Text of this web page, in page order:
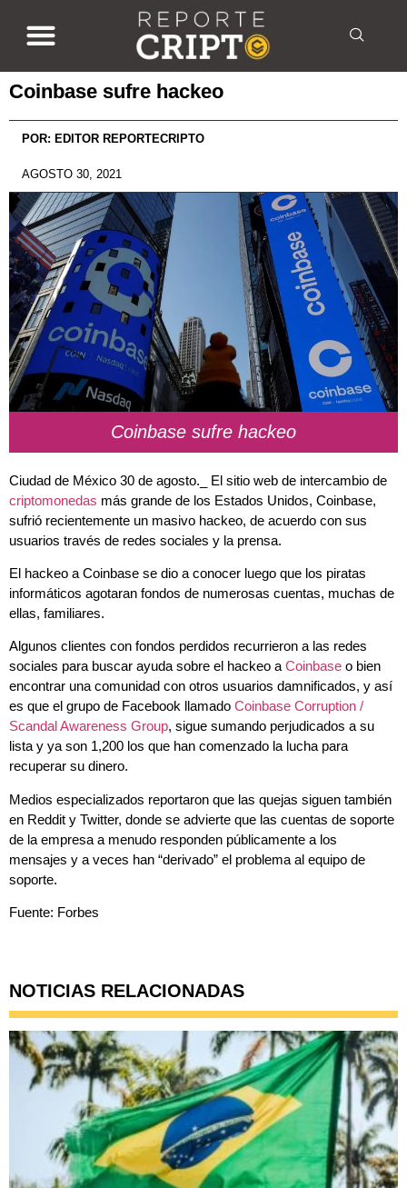
Coinbase sufre hackeo
POR: EDITOR REPORTECRIPTO
AGOSTO 30, 2021
Coinbase sufre hackeo
Ciudad de México 30 de agosto._ El sitio web de intercambio de
criptomonedas más grande de los Estados Unidos, Coinbase,
sufrió recientemente un masivo hackeo, de acuerdo con sus
usuarios través de redes sociales y la prensa.
El hackeo a Coinbase se dio a conocer luego que los piratas
informáticos agotaran fondos de numerosas cuentas, muchas de
ellas, familiares.
Algunos clientes con fondos perdidos recurrieron a las redes
sociales para buscar ayuda sobre el hackeo a Coinbase o bien
encontrar una comunidad con otros usuarios damnificados, y así
es que el grupo de Facebook llamado Coinbase Corruption /
Scandal Awareness Group, sigue sumando perjudicados a su
lista y ya son 1,200 los que han comenzado la lucha para
recuperar su dinero.
Medios especializados reportaron que las quejas siguen también
en Reddit y Twitter, donde se advierte que las cuentas de soporte
de la empresa a menudo responden públicamente a los
mensajes y a veces han “derivado” el problema al equipo de
soporte.
Fuente: Forbes
NOTICIAS RELACIONADAS